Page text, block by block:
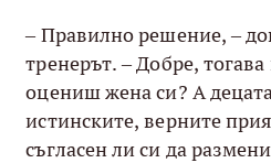
– Правилно решение, –
тренерът. – Добре,
оцениш жена си? А
истинските, верните
съгласен ли си да